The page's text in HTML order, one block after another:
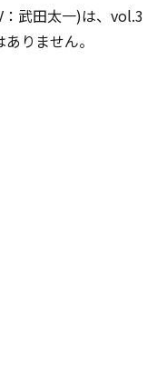
武田太一)は、vol.3
りません。